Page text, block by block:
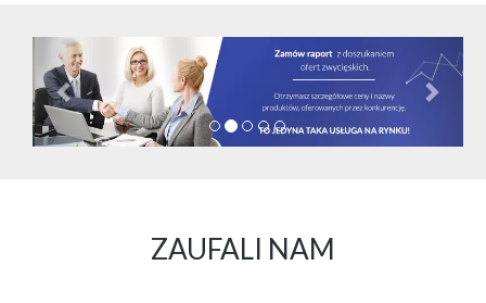
Cofnij Dalej
ZAUFALI NAM